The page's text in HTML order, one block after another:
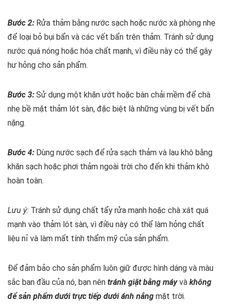
Bước 2: Rửa thảm bằng nước sạch hoặc nước xà phòng nhẹ
để loại bỏ bụi bẩn và các vết bẩn trên thảm. Tránh sử dụng
nước quá nóng hoặc hóa chất mạnh, vì điều này có thể gây
hư hỏng cho sản phẩm.
Bước 3: Sử dụng một khăn ướt hoặc bàn chải mềm để chà
nhẹ bề mặt thảm lót sàn, đặc biệt là những vùng bị vết bẩn
nặng.
Bước 4: Dùng nước sạch để rửa sạch thảm và lau khô bằng
khăn sạch hoặc phơi thảm ngoài trời cho đến khi thảm khô
hoàn toàn.
Lưu ý: Tránh sử dụng chất tẩy rửa mạnh hoặc chà xát quá
mạnh vào thảm lót sàn, vì điều này có thể làm hỏng chất
liệu nỉ và làm mất tính thẩm mỹ của sản phẩm.
Để đảm bảo cho sản phẩm luôn giữ được hình dáng và màu
sắc ban đầu của nó, bạn nên tránh giặt bằng máyvà không
để sản phẩm dưới trực tiếp dưới ánh nắng mặt trời.